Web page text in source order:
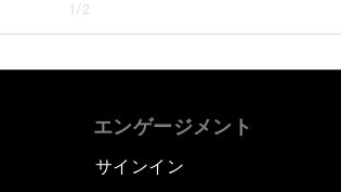
1/2
エンゲージメント
サインイン